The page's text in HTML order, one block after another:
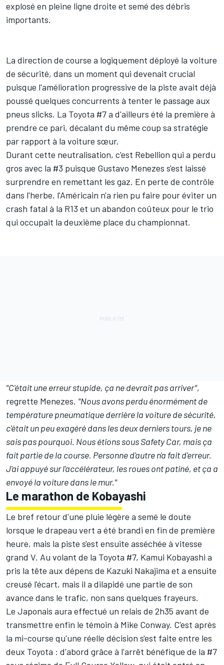
explosé en pleine ligne droite et semé des débris
importants.
La direction de course a logiquement déployé la voiture
de sécurité, dans un moment qui devenait crucial
puisque l'amélioration progressive de la piste avait déjà
poussé quelques concurrents à tenter le passage aux
pneus slicks. La Toyota #7 a d'ailleurs été la première à
prendre ce pari, décalant du même coup sa stratégie
par rapport à la voiture sœur.
Durant cette neutralisation, c'est Rebellion qui a perdu
gros avec la #3 puisque Gustavo Menezes s'est laissé
surprendre en remettant les gaz. En perte de contrôle
dans l'herbe, l'Américain n'a rien pu faire pour éviter un
crash fatal à la R13 et un abandon coûteux pour le trio
qui occupait la deuxième place du championnat.
"C'était une erreur stupide, ça ne devrait pas arriver",
regrette Menezes. "Nous avons perdu énormément de
température pneumatique derrière la voiture de sécurité,
c'était un peu exagéré dans les deux derniers tours, je ne
sais pas pourquoi. Nous étions sous Safety Car, mais ça
fait partie de la course. Personne d'autre n'a fait d'erreur.
J'ai appuyé sur l'accélérateur, les roues ont patiné, et ça a
envoyé la voiture dans le mur."
Le marathon de Kobayashi
Le bref retour d'une pluie légère a semé le doute
lorsque le drapeau vert a été brandi en fin de première
heure, mais la piste s'est ensuite asséchée à vitesse
grand V. Au volant de la Toyota #7, Kamui Kobayashi a
pris la tête aux dépens de Kazuki Nakajima et a ensuite
creusé l'écart, mais il a dilapidé une partie de son
avance dans le trafic, non sans quelques frayeurs.
Le Japonais aura effectué un relais de 2h35 avant de
transmettre enfin le témoin à Mike Conway. C'est après
la mi-course qu'une réelle décision s'est faite entre les
deux Toyota : d'abord grâce à l'arrêt bénéfique de la #7